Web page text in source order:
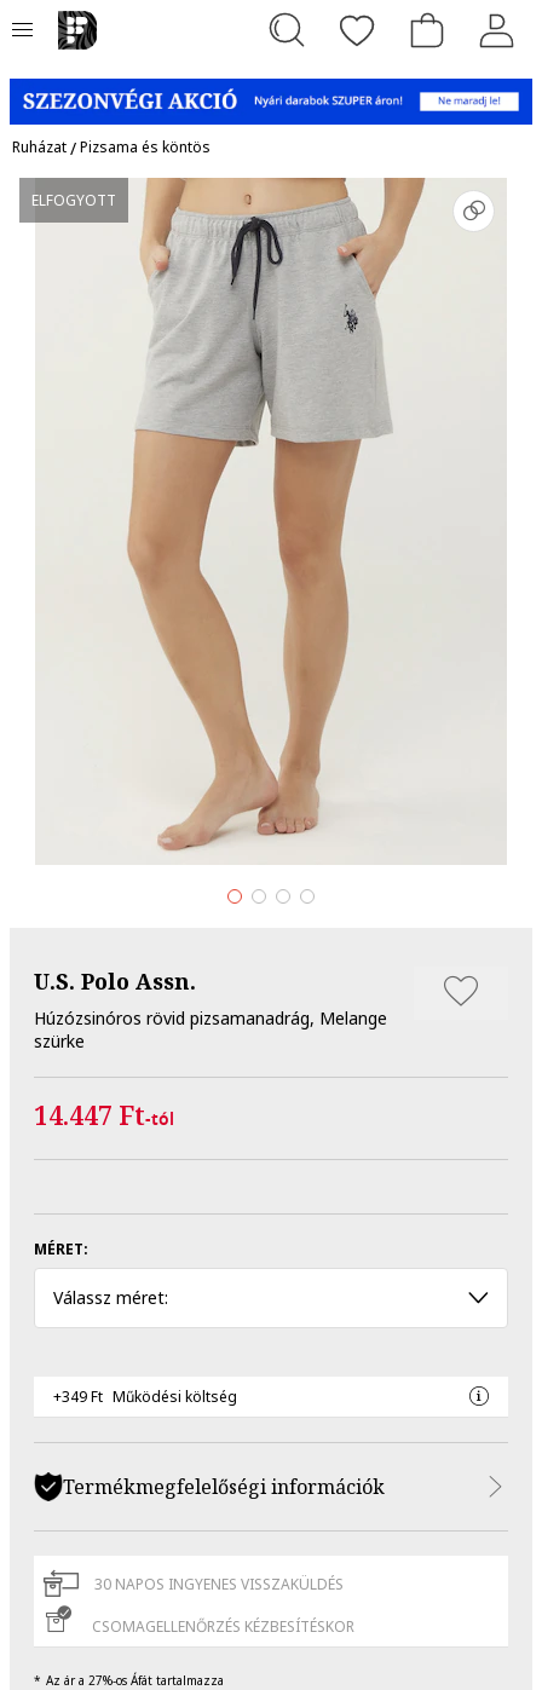
Ruházat/Pizsama és köntös
ELFOGYOTT
U.S. Polo Assn.
Húzózsinóros rövid pizsamanadrág, Melange
szürke
14.447 Ft-tól
MÉRET:
Válassz méret:
+349 Ft Működési költség
Termékmegfelelőségi információk
30 NAPOS INGYENES VISSZAKÜLDÉS
CSOMAGELLENŐRZÉS KÉZBESÍTÉSKOR
Az ár a 27%-os Áfát tartalmazza